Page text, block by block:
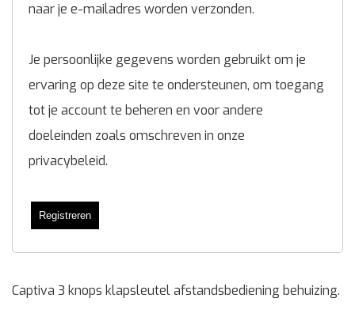
naar je e-mailadres worden verzonden.
Je persoonlijke gegevens worden gebruikt om je
ervaring op deze site te ondersteunen, om toegang
tot je account te beheren en voor andere
doeleinden zoals omschreven in onze
privacybeleid.
Registreren
Captiva 3 knops klapsleutel afstandsbediening behuizing.